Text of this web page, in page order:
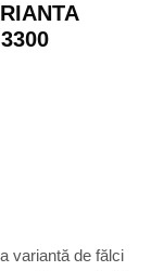
variantă de fălci